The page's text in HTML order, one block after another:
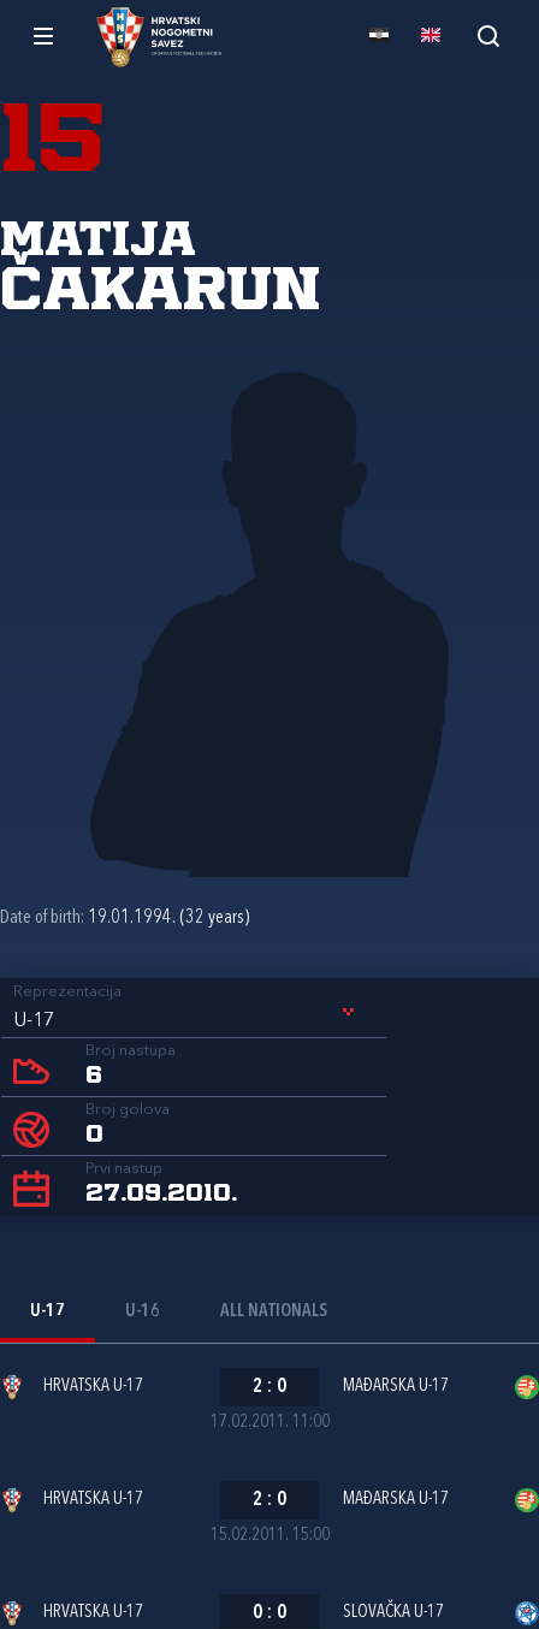
15
Matija
Čakarun
Date of birth: 19.01.1994. (32 years)
Reprezentacija
U-17
Broj nastupa
6
Broj golova
0
Prvi nastup
27.09.2010.
U-17 U-16 ALL NATIONALS
17.02.2011. 11:00
HRVATSKA U-17 2 : 0 MAĐARSKA U-17
15.02.2011. 15:00
HRVATSKA U-17 2 : 0 MAĐARSKA U-17
HRVATSKA U-17 0 : 0 SLOVAČKA U-17